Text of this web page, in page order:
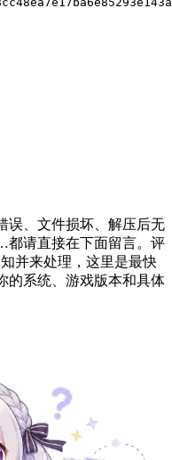
误、文件损坏、解压后无
请直接在下面留言。评
并来处理，这里是最快
的系统、游戏版本和具体